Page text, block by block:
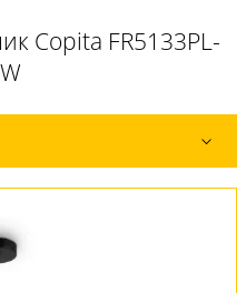
Copita FR5133PL-